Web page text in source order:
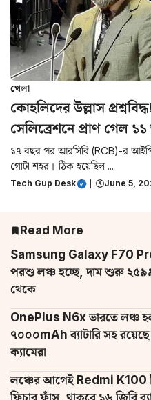
খেলা
কোহলিদের উল্লাস
সেলিব্রেশনে প্রাণ গেল
১৭ বছর পর আরসিবি (RCB)-র
গোটা শহর। ঠিক হয়েছিল ...
Tech Gup Desk June 5,
Read More
Samsung Galaxy F70
পরশু লঞ্চ হচ্ছে, দাম শুরু
থেকে
OnePlus N6x ভারতে লঞ্চ
৭০০০mAh ব্যাটারি সহ রয়েছে
ক্যামেরা
লঞ্চের আগেই Redmi K100